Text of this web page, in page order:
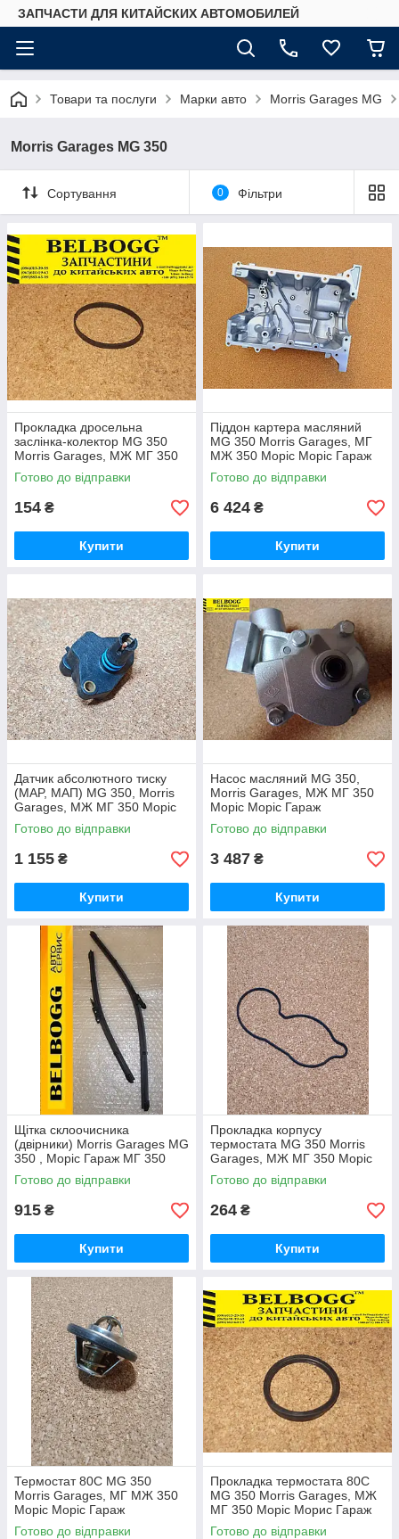
ЗАПЧАСТИ ДЛЯ КИТАЙСКИХ АВТОМОБИЛЕЙ
Товари та послуги Марки авто Morris Garages MG
Morris Garages MG 350
Сортування 0 Фільтри
Прокладка дросельна
заслінка-колектор MG 350
Morris Garages, МЖ МГ 350
Моріс Моріс Гараж
Готово до відправки
154 ₴
Купити
Піддон картера масляний
MG 350 Morris Garages, МГ
МЖ 350 Моріс Моріс Гараж
Готово до відправки
6 424 ₴
Купити
Датчик абсолютного тиску
(MAP, МАП) MG 350, Morris
Garages, МЖ МГ 350 Моріс
Моріс Гараж
Готово до відправки
1 155 ₴
Купити
Насос масляний MG 350,
Morris Garages, МЖ МГ 350
Моріс Моріс Гараж
Готово до відправки
3 487 ₴
Купити
Щітка склоочисника
(двірники) Morris Garages MG
350 , Моріс Гараж МГ 350
Готово до відправки
915 ₴
Купити
Прокладка корпусу
термостата MG 350 Morris
Garages, МЖ МГ 350 Моріс
Моріс Гараж
Готово до відправки
264 ₴
Купити
Термостат 80С MG 350
Morris Garages, МГ МЖ 350
Моріс Моріс Гараж
Готово до відправки
Прокладка термостата 80С
MG 350 Morris Garages, МЖ
МГ 350 Моріс Морис Гараж
Готово до відправки